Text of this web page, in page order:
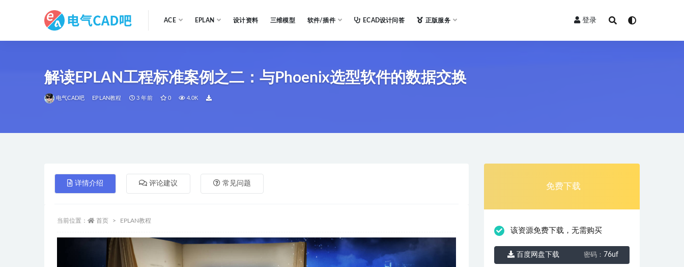
ACE EPLAN 设计资料 三维模型 软件/插件 ECAD设计问答 正版服务 登录
解读EPLAN工程标准案例之二：与Phoenix选型软件的数据交换
电气CAD吧 EPLAN教程 3 年前 0 4.0K
详情介绍 评论建议 常见问题
当前位置： 首页 EPLAN教程
免费下载
该资源免费下载，无需购买
百度网盘下载 密码： 76uf